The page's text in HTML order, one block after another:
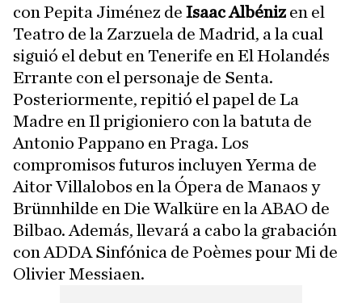
con Pepita Jiménez de Isaac Albénizen el
Teatro de la Zarzuela de Madrid, a la cual
siguió el debut en Tenerife en El Holandés
Errante con el personaje de Senta.
Posteriormente, repitió el papel de La
Madre en Il prigioniero con la batuta de
Antonio Pappano en Praga. Los
compromisos futuros incluyen Yerma de
Aitor Villalobos en la Ópera de Manaos y
Brünnhilde en Die Walküre en la ABAO de
Bilbao. Además, llevará a cabo la grabación
con ADDA Sinfónica de Poèmes pour Mi de
Olivier Messiaen.